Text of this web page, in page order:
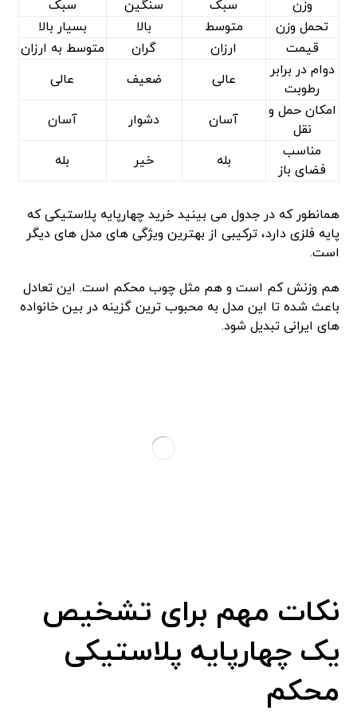
وزن
سبک سنگین
سبک
تحمل وزن
متوسط بالا
بسیار بالا
قیمت
ارزان گران
متوسط به ارزان
دوام در برابر
رطوبت
عالی ضعیف
عالی
امکان حمل و
نقل
آسان دشوار
آسان
مناسب
فضای باز
بله خیر بله
همانطور که در جدول می‌ بینید خرید چهارپایه پلاستیکی که
پایه فلزی دارد، ترکیبی از بهترین ویژگی ‌های مدل ‌های دیگر
است.
هم وزنش کم است و هم مثل چوب محکم است. این تعادل
باعث شده تا این مدل به محبوب‌ ترین گزینه در بین خانواده
‌های ایرانی تبدیل شود.
نکات مهم برای تشخیص
یک چهارپایه پلاستیکی
محکم